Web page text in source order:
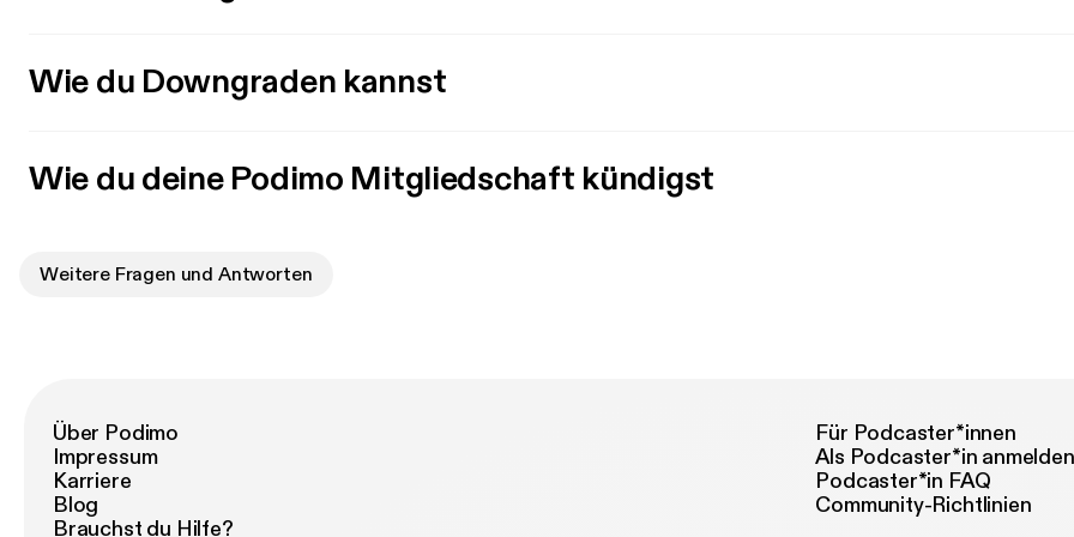
Wie du Downgraden kannst
Wie du deine Podimo Mitgliedschaft kündigst
Weitere Fragen und Antworten
Über Podimo
Impressum
Karriere
Blog
Brauchst du Hilfe?
Für Podcaster*innen
Als Podcaster*in anmelden
Podcaster*in FAQ
Community-Richtlinien